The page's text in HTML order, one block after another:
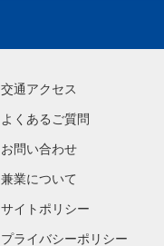
交通アクセス
よくあるご質問
お問い合わせ
兼業について
サイトポリシー
プライバシーポリシー